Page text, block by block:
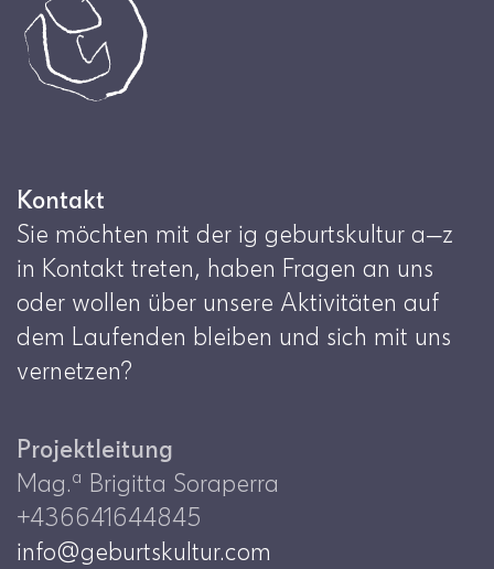
Kontakt
Sie möchten mit der ig geburtskultur a—z
in Kontakt treten, haben Fragen an uns
oder wollen über unsere Aktivitäten auf
dem Laufenden bleiben und sich mit uns
vernetzen?
Projektleitung
Mag.a Brigitta Soraperra
+436641644845
info@geburtskultur.com